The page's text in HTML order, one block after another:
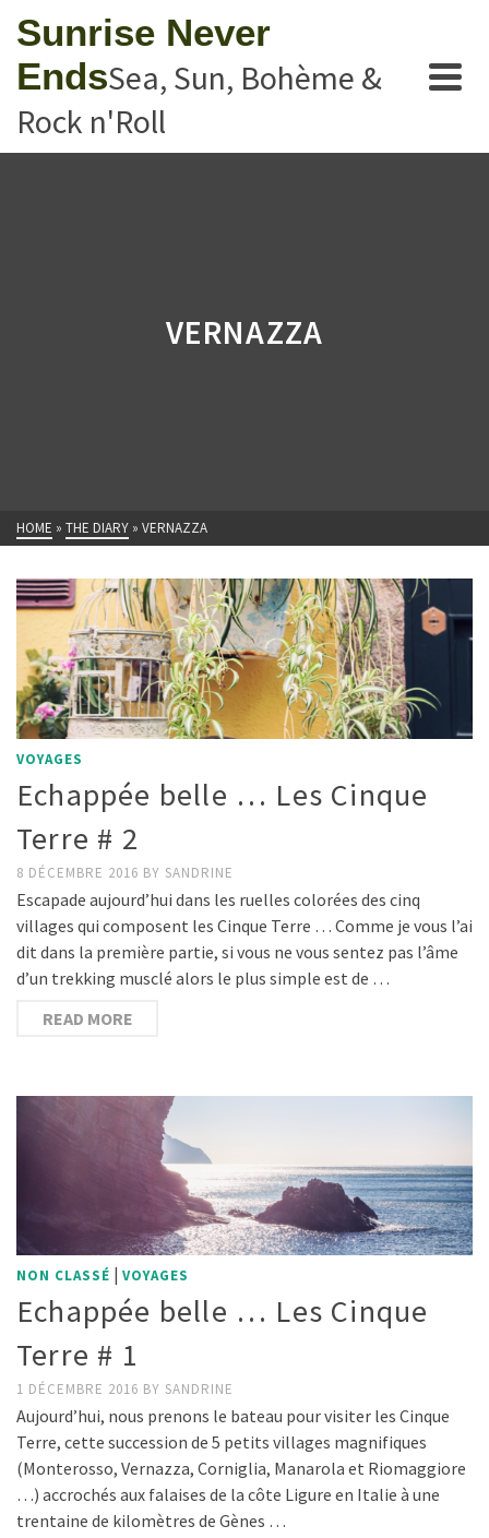
Sunrise Never
EndsSea, Sun, Bohème &
Rock n'Roll
VERNAZZA
HOME » THE DIARY » VERNAZZA
VOYAGES
Echappée belle … Les Cinque
Terre # 2
8 DÉCEMBRE 2016 BY SANDRINE
Escapade aujourd’hui dans les ruelles colorées des cinq
villages qui composent les Cinque Terre … Comme je vous l’ai
dit dans la première partie, si vous ne vous sentez pas l’âme
d’un trekking musclé alors le plus simple est de …
READ MORE
NON CLASSÉ | VOYAGES
Echappée belle … Les Cinque
Terre # 1
1 DÉCEMBRE 2016 BY SANDRINE
Aujourd’hui, nous prenons le bateau pour visiter les Cinque
Terre, cette succession de 5 petits villages magnifiques
(Monterosso, Vernazza, Corniglia, Manarola et Riomaggiore
…) accrochés aux falaises de la côte Ligure en Italie à une
trentaine de kilomètres de Gènes …